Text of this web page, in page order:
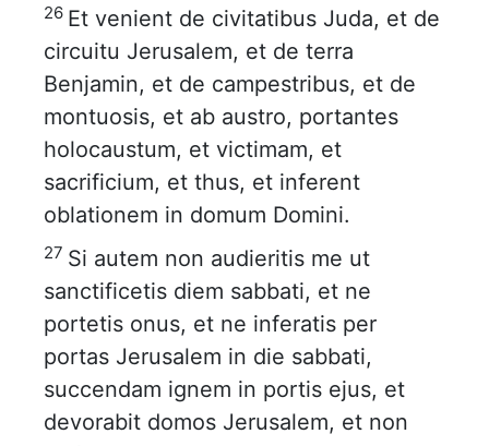
26 Et venient de civitatibus Juda, et de
circuitu Jerusalem, et de terra
Benjamin, et de campestribus, et de
montuosis, et ab austro, portantes
holocaustum, et victimam, et
sacrificium, et thus, et inferent
oblationem in domum Domini.
27 Si autem non audieritis me ut
sanctificetis diem sabbati, et ne
portetis onus, et ne inferatis per
portas Jerusalem in die sabbati,
succendam ignem in portis ejus, et
devorabit domos Jerusalem, et non